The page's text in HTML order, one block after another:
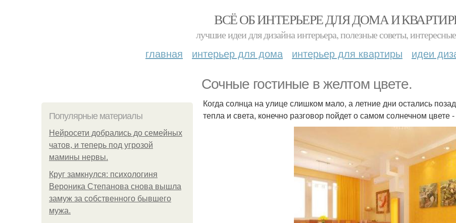
ВСЁ ОБ ИНТЕРЬЕРЕ ДЛЯ ДОМА И
лучшие идеи для дизайна интерьера, полезные советы,
главная интерьер для дома интерьер для квартиры идеи
Сочные гостиные в желтом цвете.
Популярные материалы
Нейросети добрались до семейных
чатов, и теперь под угрозой
мамины нервы.
Круг замкнулся: психологиня
Вероника Степанова снова вышла
замуж за собственного бывшего
мужа.
Когда солнца на улице слишком мало, а летние дни остались
тепла и света, конечно разговор пойдет о самом солнечном